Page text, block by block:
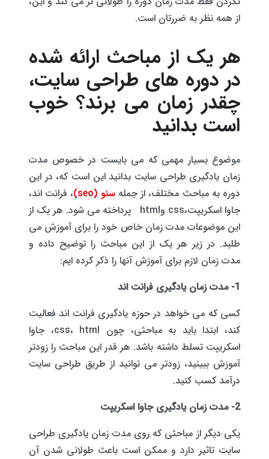
از همه نظر به ضررتان است.
هر یک از مباحث ارائه شده
در دوره های طراحی سایت،
چقدر زمان می برند؟ خوب
است بدانید
موضوع بسیار مهمی که می بایست در خصوص مدت
زمان یادگیری طراحی سایت بدانید این است که، در این
دوره به مباحث مختلف، از جملهسئو (seo)
، فرانت اند،
جاوا اسکریپت،css وhtml پرداخته می شود. هر یک از
این موضوعات مدت زمان خاص خود را برای آموزش می
طلبد. در زیر هر یک از این مباحث را توضیح داده و
مدت زمان لازم برای آموزش آنها را ذکر کرده ایم:
1- مدت زمان یادگیری فرانت اند
کسی که می خواهد در حوزه یادگیری فرانت اند فعالیت
کند، ابتدا باید به مباحثی، چون css، html، جاوا
اسکریپت تسلط داشته باشد. هر قدر این مباحث را زودتر
آموزش ببینید، زودتر می توانید از طریق طراحی سایت
درآمد کسب کنید.
2- مدت زمان یادگیری جاوا اسکریپت
یکی دیگر از مباحثی که روی مدت زمان یادگیری طراحی
سایت تاثیر دارد و ممکن است باعث طولانی شدن آن